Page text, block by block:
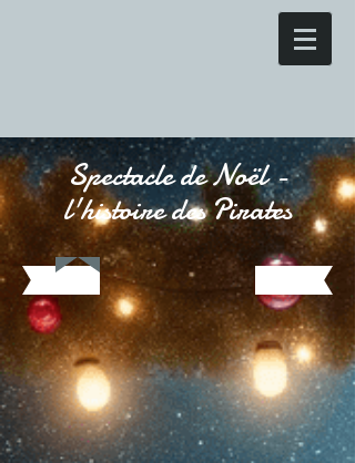
Spectacle de Noël -
l'histoire des Pirates